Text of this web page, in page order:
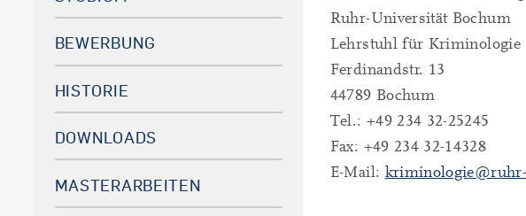
BEWERBUNG
HISTORIE
DOWNLOADS
MASTERARBEITEN
Ruhr-Universität Bochum
Lehrstuhl für Kriminologie
Ferdinandstr. 13
44789 Bochum
Tel.: +49 234 32-25245
Fax: +49 234 32-14328
E-Mail: